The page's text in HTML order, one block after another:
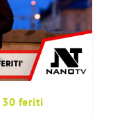
30 feriti